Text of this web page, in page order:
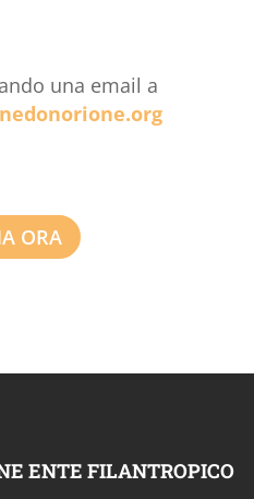
una email a
ORA
ENTE FILANTROPICO